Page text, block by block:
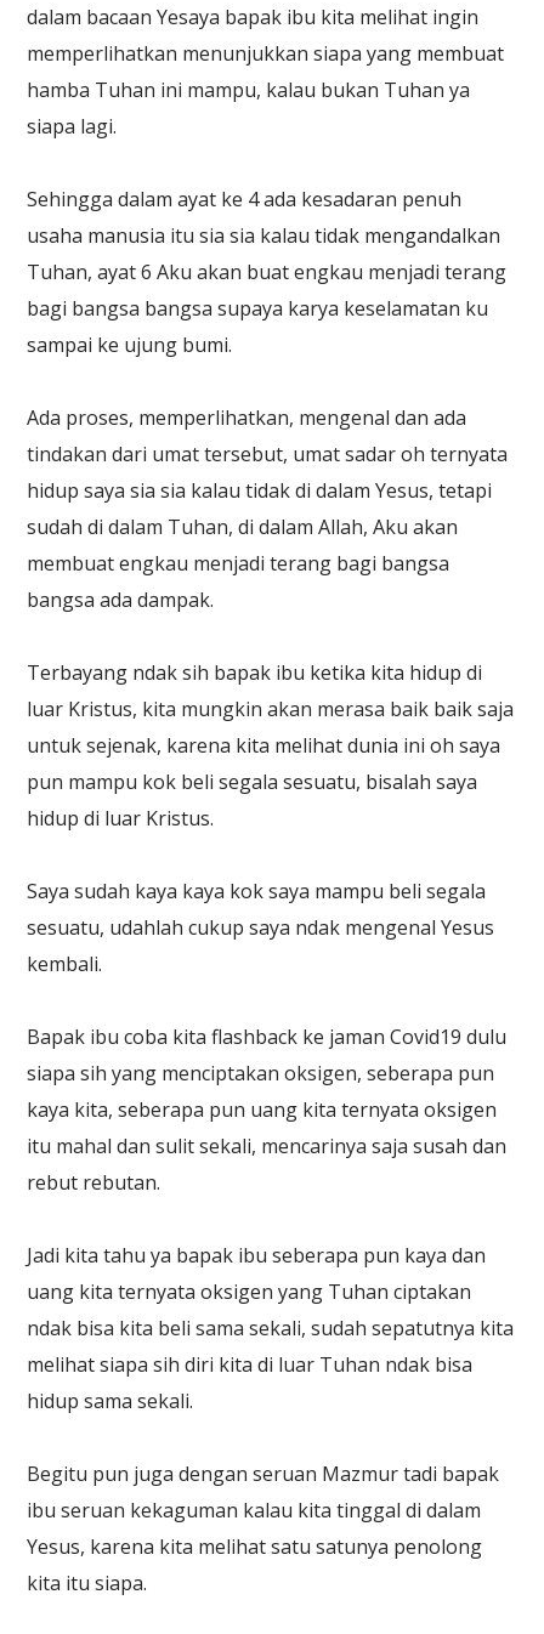
dalam bacaan Yesaya bapak ibu kita melihat ingin
memperlihatkan menunjukkan siapa yang membuat
hamba Tuhan ini mampu, kalau bukan Tuhan ya
siapa lagi.
Sehingga dalam ayat ke 4 ada kesadaran penuh
usaha manusia itu sia sia kalau tidak mengandalkan
Tuhan, ayat 6 Aku akan buat engkau menjadi terang
bagi bangsa bangsa supaya karya keselamatan ku
sampai ke ujung bumi.
Ada proses, memperlihatkan, mengenal dan ada
tindakan dari umat tersebut, umat sadar oh ternyata
hidup saya sia sia kalau tidak di dalam Yesus, tetapi
sudah di dalam Tuhan, di dalam Allah, Aku akan
membuat engkau menjadi terang bagi bangsa
bangsa ada dampak.
Terbayang ndak sih bapak ibu ketika kita hidup di
luar Kristus, kita mungkin akan merasa baik baik saja
untuk sejenak, karena kita melihat dunia ini oh saya
pun mampu kok beli segala sesuatu, bisalah saya
hidup di luar Kristus.
Saya sudah kaya kaya kok saya mampu beli segala
sesuatu, udahlah cukup saya ndak mengenal Yesus
kembali.
Bapak ibu coba kita flashback ke jaman Covid19 dulu
siapa sih yang menciptakan oksigen, seberapa pun
kaya kita, seberapa pun uang kita ternyata oksigen
itu mahal dan sulit sekali, mencarinya saja susah dan
rebut rebutan.
Jadi kita tahu ya bapak ibu seberapa pun kaya dan
uang kita ternyata oksigen yang Tuhan ciptakan
ndak bisa kita beli sama sekali, sudah sepatutnya kita
melihat siapa sih diri kita di luar Tuhan ndak bisa
hidup sama sekali.
Begitu pun juga dengan seruan Mazmur tadi bapak
ibu seruan kekaguman kalau kita tinggal di dalam
Yesus, karena kita melihat satu satunya penolong
kita itu siapa.